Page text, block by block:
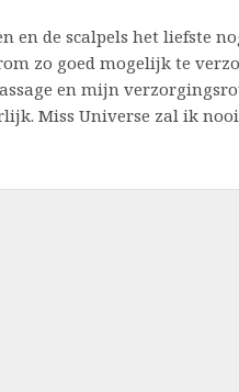
en de scalpels het liefste
zo goed mogelijk te
en mijn
Miss Universe zal ik